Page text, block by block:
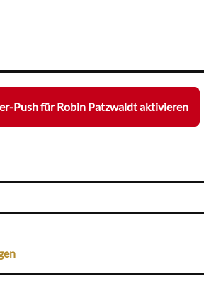
Push für Robin Patzwaldt aktivieren